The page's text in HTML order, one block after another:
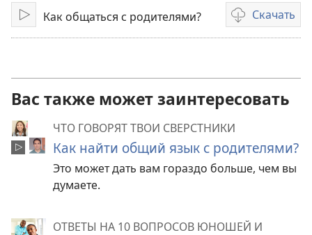
Воспроизвести
Как общаться с родителями? Скачать
Варианты
загрузки
Вас также может заинтересовать
ЧТО ГОВОРЯТ ТВОИ СВЕРСТНИКИ
Как найти общий язык с родителями?
Это может дать вам гораздо больше, чем вы
думаете.
ОТВЕТЫ НА 10 ВОПРОСОВ ЮНОШЕЙ И